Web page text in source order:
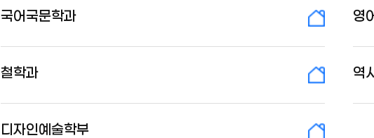
국어국문학과 영
철학과 역
디자인예술학부